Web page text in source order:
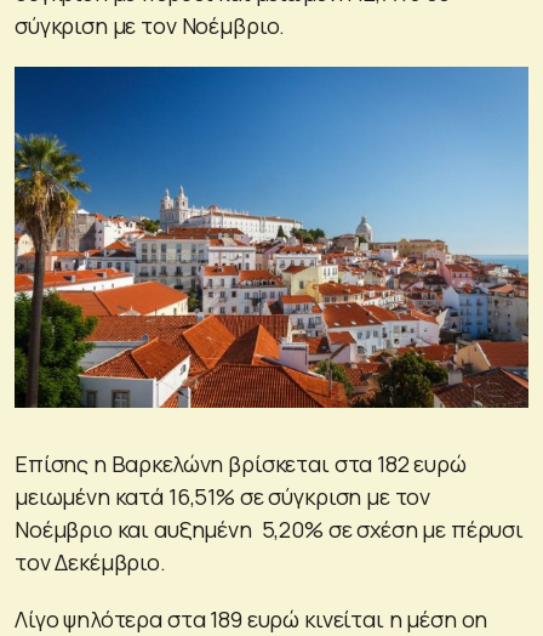
σύγκριση με τον Νοέμβριο.
Επίσης η Βαρκελώνη βρίσκεται στα 182 ευρώ
μειωμένη κατά 16,51% σε σύγκριση με τον
Νοέμβριο και αυξημένη 5,20% σε σχέση με πέρυσι
τον Δεκέμβριο.
Λίγο ψηλότερα στα 189 ευρώ κινείται η μέση on